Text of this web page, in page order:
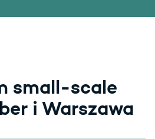
small-scale
i Warszawa